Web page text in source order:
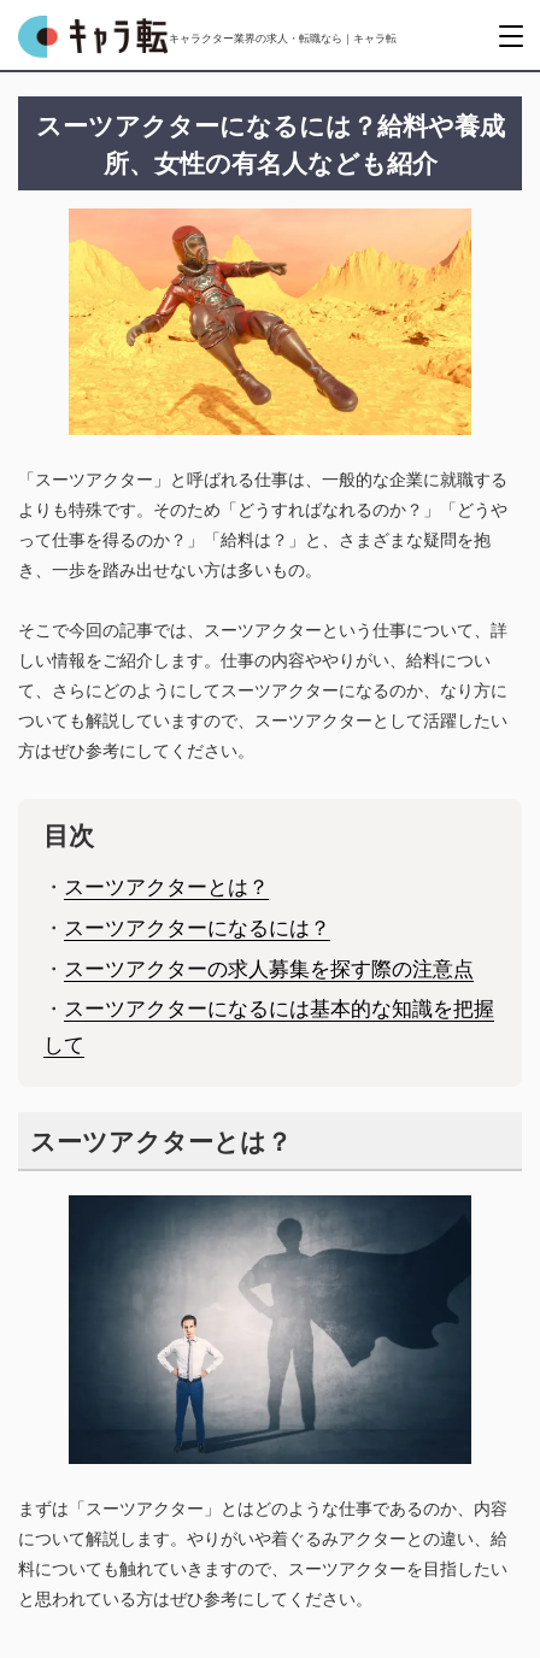
キャラクター業界の求人・転職なら｜キャラ転
スーツアクターになるには？給料や養成
所、女性の有名人なども紹介
「スーツアクター」と呼ばれる仕事は、一般的な企業に就職する
よりも特殊です。そのため「どうすればなれるのか？」「どうや
って仕事を得るのか？」「給料は？」と、さまざまな疑問を抱
き、一歩を踏み出せない方は多いもの。
そこで今回の記事では、スーツアクターという仕事について、詳
しい情報をご紹介します。仕事の内容ややりがい、給料につい
て、さらにどのようにしてスーツアクターになるのか、なり方に
ついても解説していますので、スーツアクターとして活躍したい
方はぜひ参考にしてください。
目次
・ スーツアクターとは？
・ スーツアクターになるには？
・ スーツアクターの求人募集を探す際の注意点
・ スーツアクターになるには基本的な知識を把握
して
スーツアクターとは？
まずは「スーツアクター」とはどのような仕事であるのか、内容
について解説します。やりがいや着ぐるみアクターとの違い、給
料についても触れていきますので、スーツアクターを目指したい
と思われている方はぜひ参考にしてください。